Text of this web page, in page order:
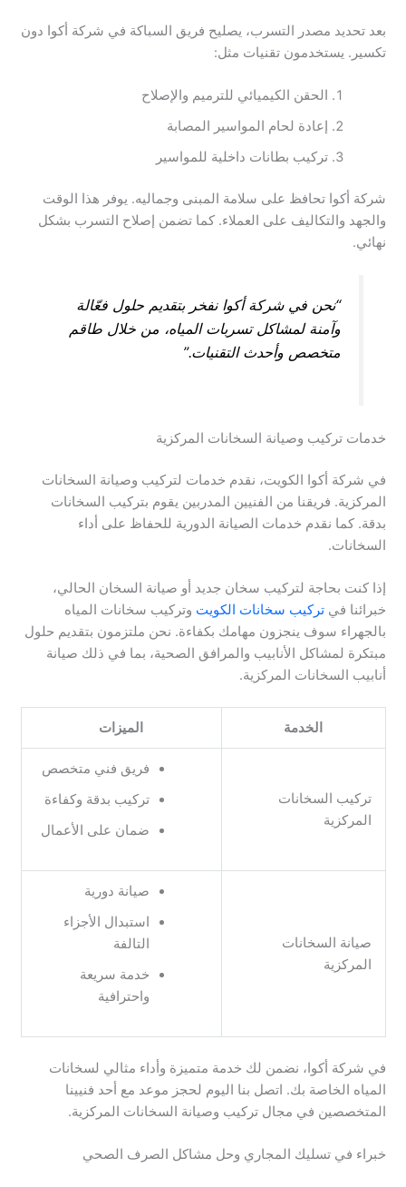
بعد تحديد مصدر التسرب، يصليح فريق السباكة في شركة أكوا دون
تكسير. يستخدمون تقنيات مثل:
الحقن الكيميائي للترميم والإصلاح
إعادة لحام المواسير المصابة
تركيب بطانات داخلية للمواسير
شركة أكوا تحافظ على سلامة المبنى وجماليه. يوفر هذا الوقت
والجهد والتكاليف على العملاء. كما تضمن إصلاح التسرب بشكل
نهائي.
“نحن في شركة أكوا نفخر بتقديم حلول فعّالة
وآمنة لمشاكل تسربات المياه، من خلال طاقم
متخصص وأحدث التقنيات.”
خدمات تركيب وصيانة السخانات المركزية
في شركة أكوا الكويت، نقدم خدمات لتركيب وصيانة السخانات
المركزية. فريقنا من الفنيين المدربين يقوم بتركيب السخانات
بدقة. كما نقدم خدمات الصيانة الدورية للحفاظ على أداء
السخانات.
إذا كنت بحاجة لتركيب سخان جديد أو صيانة السخان الحالي،
خبرائنا فيتركيب سخانات الكويت وتركيب سخانات المياه
بالجهراء سوف ينجزون مهامك بكفاءة. نحن ملتزمون بتقديم حلول
مبتكرة لمشاكل الأنابيب والمرافق الصحية، بما في ذلك صيانة
أنابيب السخانات المركزية.
الخدمة الميزات
تركيب السخانات
المركزية
فريق فني متخصص
تركيب بدقة وكفاءة
ضمان على الأعمال
صيانة السخانات
المركزية
صيانة دورية
استبدال الأجزاء
التالفة
خدمة سريعة
واحترافية
في شركة أكوا، نضمن لك خدمة متميزة وأداء مثالي لسخانات
المياه الخاصة بك. اتصل بنا اليوم لحجز موعد مع أحد فنيينا
المتخصصين في مجال تركيب وصيانة السخانات المركزية.
خبراء في تسليك المجاري وحل مشاكل الصرف الصحي